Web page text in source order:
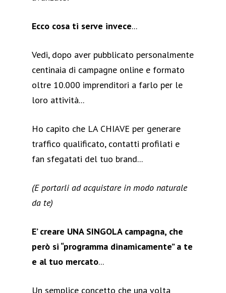
Ecco cosa ti serve invece...
Vedi, dopo aver pubblicato personalmente
centinaia di campagne online e formato
oltre 10.000 imprenditori a farlo per le
loro attività...
Ho capito che LA CHIAVE per generare
traffico qualificato, contatti profilati e
fan sfegatati del tuo brand...
(E portarli ad acquistare in modo naturale
da te)
E’ creare UNA SINGOLA campagna, che
però si “programma dinamicamente” a te
e al tuo mercato...
Un semplice concetto che una volta